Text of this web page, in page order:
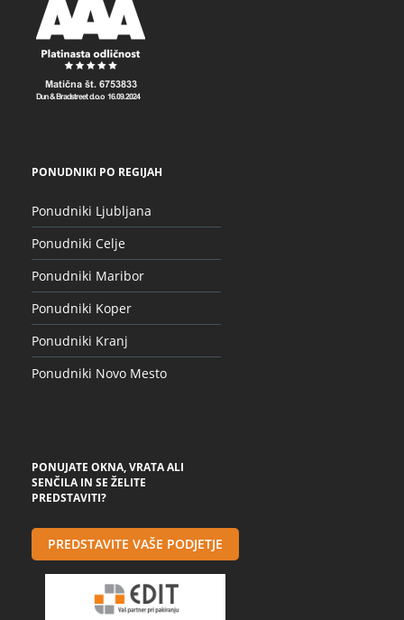
PONUDNIKI PO REGIJAH
Ponudniki Ljubljana
Ponudniki Celje
Ponudniki Maribor
Ponudniki Koper
Ponudniki Kranj
Ponudniki Novo Mesto
PONUJATE OKNA, VRATA ALI
SENČILA IN SE ŽELITE
PREDSTAVITI?
PREDSTAVITE VAŠE PODJETJE